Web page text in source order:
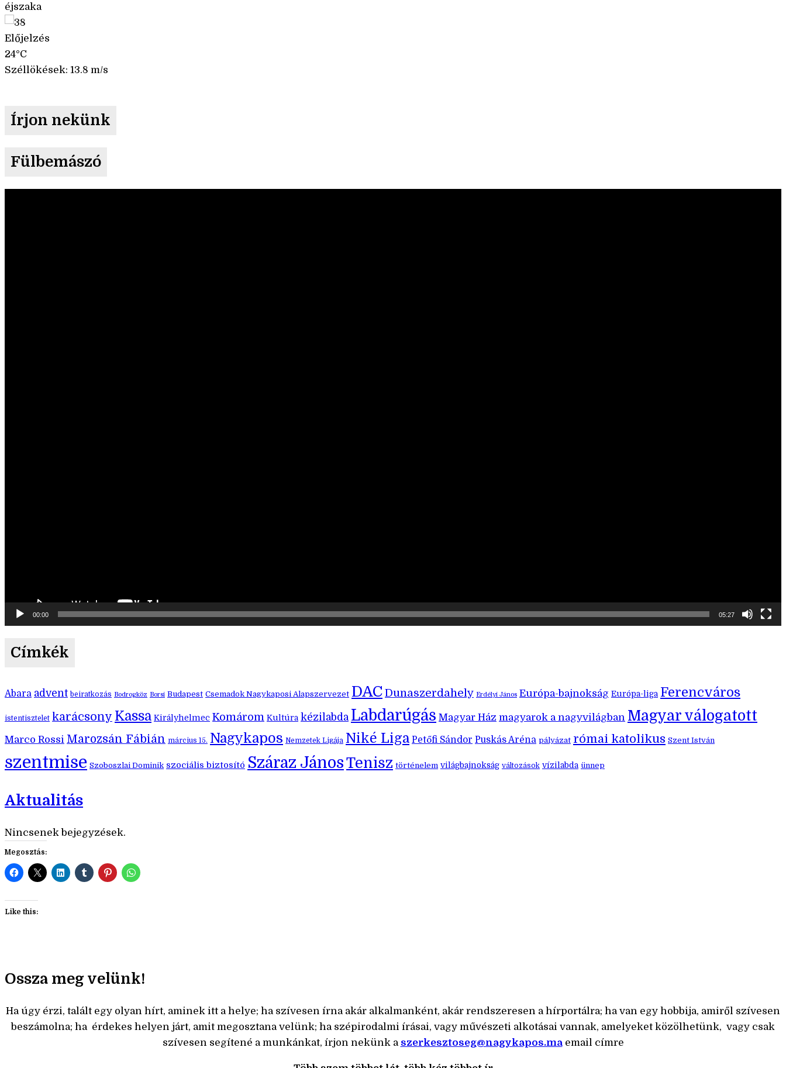
éjszaka
Előjelzés
24°C
Széllökések: 13.8 m/s
Írjon nekünk
Fülbemászó
00:00 05:27
Címkék
Abara advent beiratkozás Bodrogköz Borsi Budapest Csemadok Nagykaposi Alapszervezet DACDunaszerdahely Erdélyi János Európa-bajnokság Európa-liga Ferencváros
istentisztelet karácsony Kassa Királyhelmec Komárom Kultúra kézilabda Labdarúgás Magyar Ház magyarok a nagyvilágban Magyar válogatott
Marco Rossi Marozsán Fábián március 15. Nagykapos Nemzetek Ligája Niké Liga Petőfi Sándor Puskás Aréna pályázat római katolikus Szent István
szentmise Szoboszlai Dominik szociális biztosító Száraz JánosTenisz történelem világbajnokság változások vízilabda ünnep
Aktualitás
Nincsenek bejegyzések.
Megosztás:
Like this:
Ossza meg velünk!
Ha úgy érzi, talált egy olyan hírt, aminek itt a helye; ha szívesen írna akár alkalmanként, akár rendszeresen a hírportálra; ha van egy hobbija, amiről szívesen
beszámolna; ha érdekes helyen járt, amit megosztana velünk; ha szépirodalmi írásai, vagy művészeti alkotásai vannak, amelyeket közölhetünk, vagy csak
szívesen segítené a munkánkat, írjon nekünk a szerkesztoseg@nagykapos.ma email címre